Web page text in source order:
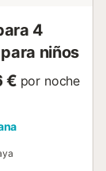
4
niños
€ por noche